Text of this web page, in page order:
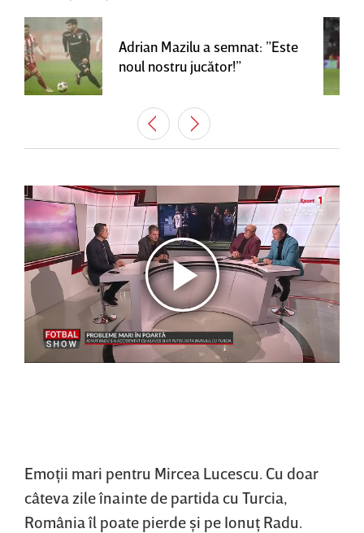
Adrian Mazilu a semnat: ”Este
noul nostru jucător!”
Emoţii mari pentru Mircea Lucescu. Cu doar
câteva zile înainte de partida cu Turcia,
România îl poate pierde şi pe Ionuţ Radu.